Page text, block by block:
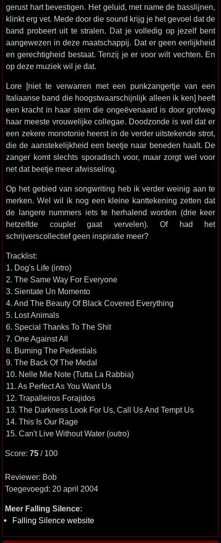
gerust hart bevestigen. Het geluid, met name de basslijnen,
klinkt erg vet. Mede door die sound krijg je het gevoel dat de
band probeert uit te stralen. Dat je volledig op jezelf bent
aangewezen in deze maatschappij. Dat er geen eerlijkheid
en gerechtigheid bestaat. Tenzij je er voor wilt vechten. En
op deze muziek wil je dat.
Lore [niet te verwarren met een punkzangertje van een
Italiaanse band die hoogstwaarschijnlijk alleen ik ken] heeft
een kracht in haar stem die ongeëvenaard is door grofweg
haar meeste vrouwelijke collegae. Doodzonde is wel dat er
een zekere monotonie heerst in de verder uitstekende strot,
die de aanstekelijkheid een beetje naar beneden haalt. De
zanger komt slechts sporadisch voor, maar zorgt wel voor
net dat beetje meer afwisseling.
Op het gebied van songwriting heb ik verder weinig aan te
merken. Wel wil ik nog een kleine kanttekening zetten dat
de langere nummers iets te herhalend worden (drie keer
hetzelfde couplet gaat vervelen). Of had het
schrijverscollectief geen inspiratie meer?
Tracklist:
1. Dog's Life (intro)
2. The Same Way For Everyone
3. Sientate Un Momento
4. And The Beauty Of Black Covered Everything
5. Lost Animals
6. Special Thanks To The Shit
7. One Against All
8. Burning The Pedestials
9. The Back Of The Medal
10. Nelle Mie Note (Tutta La Rabbia)
11. As Perfect As You Want Us
12. Trapalleiros Forajidos
13. The Darkness Look For Us, Call Us And Tempt Us
14. This Is Our Rage
15. Can't Live Without Water (outro)
Score: 75 / 100
Reviewer: Bob
Toegevoegd: 20 april 2004
Meer Falling Silence:
Falling Silence website